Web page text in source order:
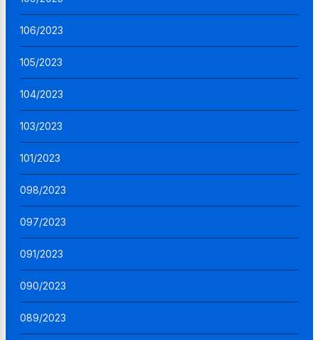
106/2023
105/2023
104/2023
103/2023
101/2023
098/2023
097/2023
091/2023
090/2023
089/2023